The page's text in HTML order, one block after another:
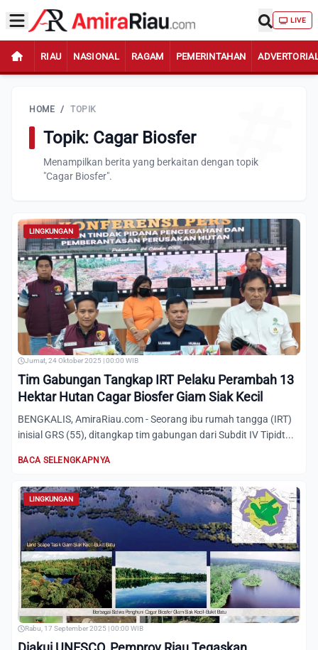
LIVE
RIAU NASIONAL RAGAM PEMERINTAHAN
HOME / TOPIK
Topik: Cagar Biosfer
Menampilkan berita yang berkaitan dengan topik
"Cagar Biosfer".
LINGKUNGAN
Jumat, 24 Oktober 2025 | 00:00 WIB
Tim Gabungan Tangkap IRT Pelaku Perambah 13
Hektar Hutan Cagar Biosfer Giam Siak Kecil
BENGKALIS, AmiraRiau.com - Seorang ibu rumah tangga (IRT)
inisial GRS (55), ditangkap tim gabungan dari Subdit IV Tipidt...
BACA SELENGKAPNYA
LINGKUNGAN
Rabu, 17 September 2025 | 00:00 WIB